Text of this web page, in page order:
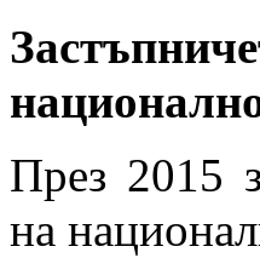
През 2015
на